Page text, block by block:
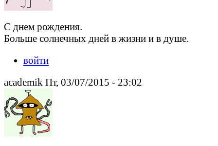
С днем рождения.
Больше солнечных дней в жизни и в душе.
войти
academik Пт, 03/07/2015 - 23:02